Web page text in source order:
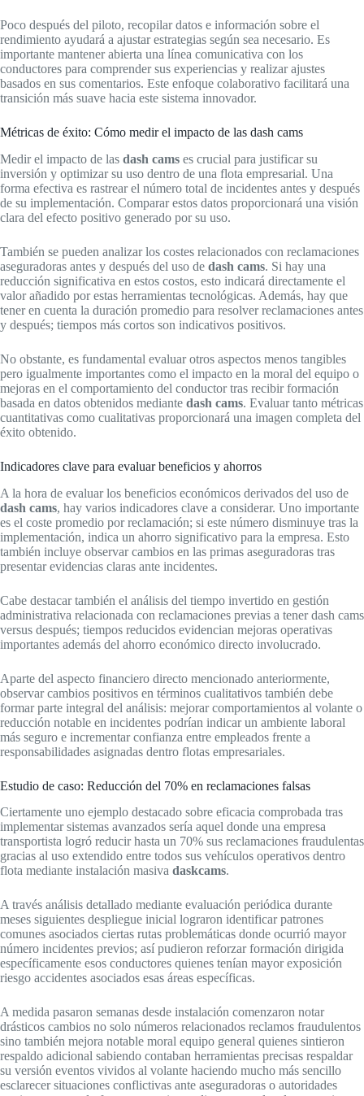
Poco después del piloto, recopilar datos e información sobre el
rendimiento ayudará a ajustar estrategias según sea necesario. Es
importante mantener abierta una línea comunicativa con los
conductores para comprender sus experiencias y realizar ajustes
basados en sus comentarios. Este enfoque colaborativo facilitará una
transición más suave hacia este sistema innovador.
Métricas de éxito: Cómo medir el impacto de las dash cams
Medir el impacto de las dash cams es crucial para justificar su
inversión y optimizar su uso dentro de una flota empresarial. Una
forma efectiva es rastrear el número total de incidentes antes y después
de su implementación. Comparar estos datos proporcionará una visión
clara del efecto positivo generado por su uso.
También se pueden analizar los costes relacionados con reclamaciones
aseguradoras antes y después del uso de dash cams. Si hay una
reducción significativa en estos costos, esto indicará directamente el
valor añadido por estas herramientas tecnológicas. Además, hay que
tener en cuenta la duración promedio para resolver reclamaciones antes
y después; tiempos más cortos son indicativos positivos.
No obstante, es fundamental evaluar otros aspectos menos tangibles
pero igualmente importantes como el impacto en la moral del equipo o
mejoras en el comportamiento del conductor tras recibir formación
basada en datos obtenidos mediante dash cams. Evaluar tanto métricas
cuantitativas como cualitativas proporcionará una imagen completa del
éxito obtenido.
Indicadores clave para evaluar beneficios y ahorros
A la hora de evaluar los beneficios económicos derivados del uso de
dash cams, hay varios indicadores clave a considerar. Uno importante
es el coste promedio por reclamación; si este número disminuye tras la
implementación, indica un ahorro significativo para la empresa. Esto
también incluye observar cambios en las primas aseguradoras tras
presentar evidencias claras ante incidentes.
Cabe destacar también el análisis del tiempo invertido en gestión
administrativa relacionada con reclamaciones previas a tener dash cams
versus después; tiempos reducidos evidencian mejoras operativas
importantes además del ahorro económico directo involucrado.
Aparte del aspecto financiero directo mencionado anteriormente,
observar cambios positivos en términos cualitativos también debe
formar parte integral del análisis: mejorar comportamientos al volante o
reducción notable en incidentes podrían indicar un ambiente laboral
más seguro e incrementar confianza entre empleados frente a
responsabilidades asignadas dentro flotas empresariales.
Estudio de caso: Reducción del 70% en reclamaciones falsas
Ciertamente uno ejemplo destacado sobre eficacia comprobada tras
implementar sistemas avanzados sería aquel donde una empresa
transportista logró reducir hasta un 70% sus reclamaciones fraudulentas
gracias al uso extendido entre todos sus vehículos operativos dentro
flota mediante instalación masiva daskcams.
A través análisis detallado mediante evaluación periódica durante
meses siguientes despliegue inicial lograron identificar patrones
comunes asociados ciertas rutas problemáticas donde ocurrió mayor
número incidentes previos; así pudieron reforzar formación dirigida
específicamente esos conductores quienes tenían mayor exposición
riesgo accidentes asociados esas áreas específicas.
A medida pasaron semanas desde instalación comenzaron notar
drásticos cambios no solo números relacionados reclamos fraudulentos
sino también mejora notable moral equipo general quienes sintieron
respaldo adicional sabiendo contaban herramientas precisas respaldar
su versión eventos vividos al volante haciendo mucho más sencillo
esclarecer situaciones conflictivas ante aseguradoras o autoridades